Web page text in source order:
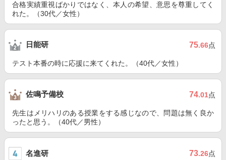
合格実績重視ばかりではなく、本人の希望、意思を尊重してく
れた。（30代／女性）
日能研 75.66点
テスト本番の時に応援に来てくれた。（40代／女性）
佐鳴予備校 74.01点
先生はメリハリのある授業をする感じなので、問題は無く良か
ったと思う。（40代／男性）
名進研 73.26点